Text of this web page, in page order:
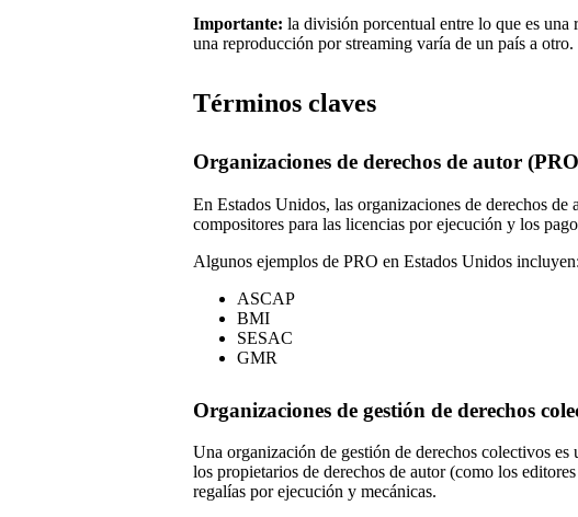
Importante: la división porcentual entre lo que es una
una reproducción por streaming varía de un país a otro.
Términos claves
Organizaciones de derechos de autor
En Estados Unidos, las organizaciones de derechos de
compositores para las licencias por ejecución y los
Algunos ejemplos de PRO en Estados Unidos incluyen:
ASCAP
BMI
SESAC
GMR
Organizaciones de gestión de derechos
Una organización de gestión de derechos colectivos es
los propietarios de derechos de autor (como los
regalías por ejecución y mecánicas.